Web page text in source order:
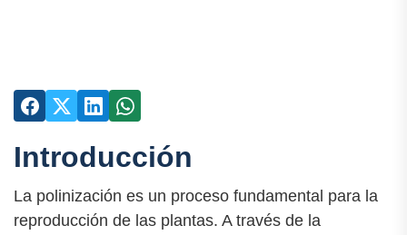
Introducción
La polinización es un proceso fundamental para la
reproducción de las plantas. A través de la